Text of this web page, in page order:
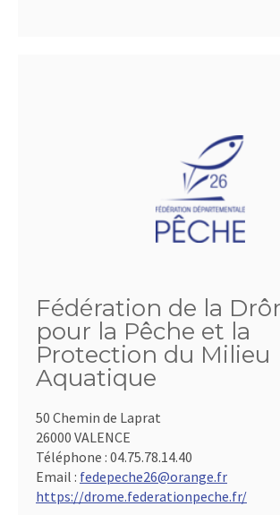
Fédération de la
pour la Pêche et la
Protection du Milieu
Aquatique
50 Chemin de Laprat
26000 VALENCE
Téléphone : 04.75.78.14.40
Email : fedepeche26@orange.fr
https://drome.federationpeche.fr/